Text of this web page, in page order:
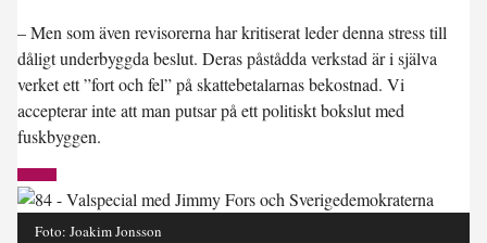
– Men som även revisorerna har kritiserat leder denna stress till
dåligt underbyggda beslut. Deras påstådda verkstad är i själva
verket ett ”fort och fel” på skattebetalarnas bekostnad. Vi
accepterar inte att man putsar på ett politiskt bokslut med
fuskbyggen.
Foto: Joakim Jonsson